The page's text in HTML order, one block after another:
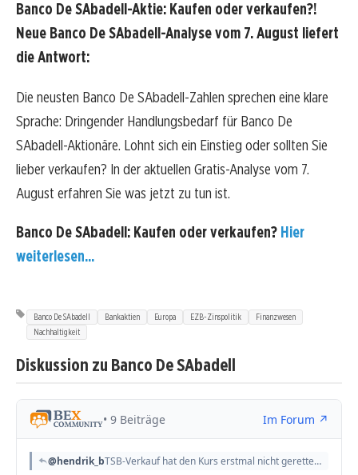
Banco De SAbadell-Aktie: Kaufen oder verkaufen?!
Neue Banco De SAbadell-Analyse vom 7. August liefert
die Antwort:
Die neusten Banco De SAbadell-Zahlen sprechen eine klare
Sprache: Dringender Handlungsbedarf für Banco De
SAbadell-Aktionäre. Lohnt sich ein Einstieg oder sollten Sie
lieber verkaufen? In der aktuellen Gratis-Analyse vom 7.
August erfahren Sie was jetzt zu tun ist.
Banco De SAbadell: Kaufen oder verkaufen? Hier
weiterlesen...
Banco De SAbadell Bankaktien Europa EZB-Zinspolitik
Finanzwesen
Nachhaltigkeit
Diskussion zu Banco De SAbadell